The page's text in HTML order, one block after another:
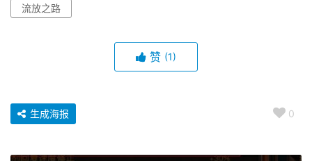
流放之路
赞 (1)
0
生成海报